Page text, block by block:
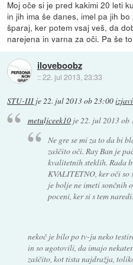
Moj oče si je pred kakimi 20 leti
in jih ima še danes, imel pa jih
šparaj, ker potem vsaj veš, da
narejena in varna za oči. Pa še
iloveboobz
::22. jul 2013, 23:33
STU-III je22. jul 2013 ob 23:00
metuljceek10je22. jul 2013 ob
Ne gre se mi za to da bi
zaščito oči. Ray Ban je
kvalitetnih steklih. Rada
KVALITETNO, ker oči so
je bolje ne imeti sončnih
poceni, ker si s tem
nekoč je bilo po tv-ju neko
in so ugotovili, da imajo
zaščito, kot tista najdražja,